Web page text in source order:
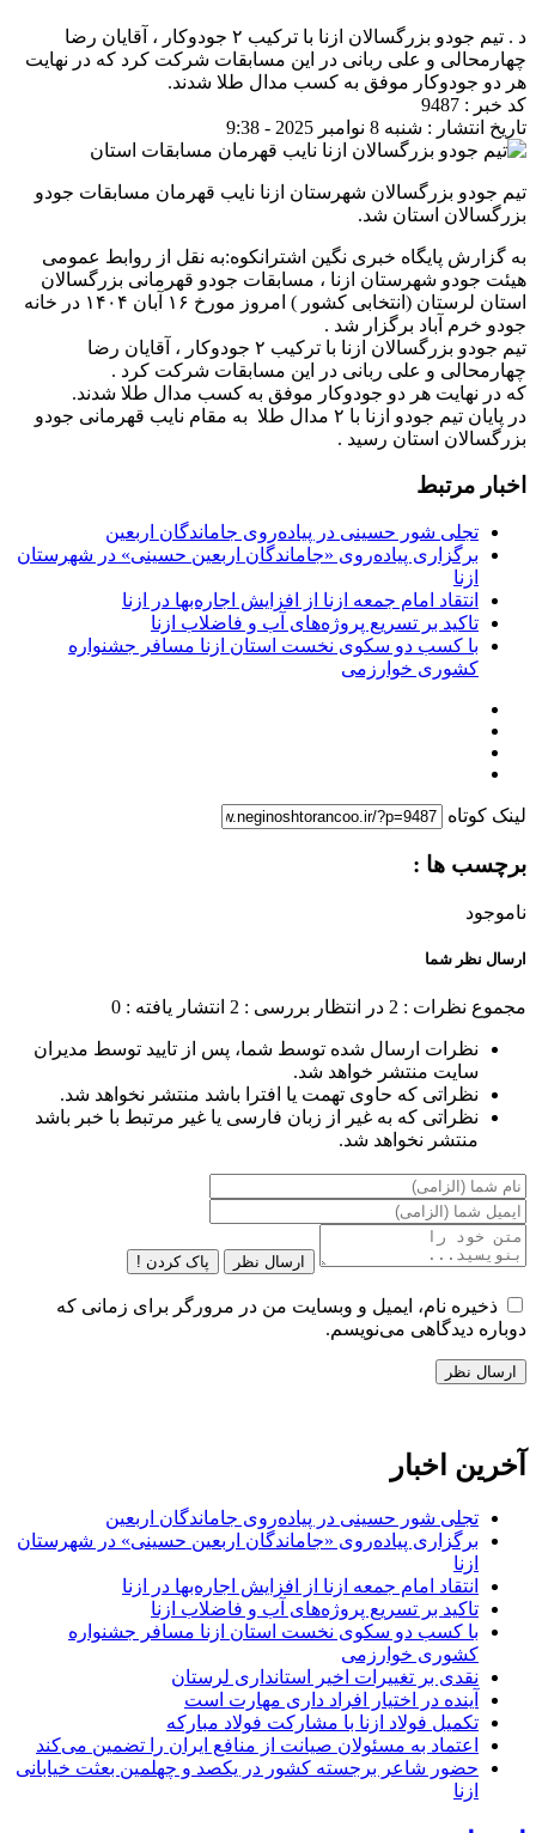
د . تیم جودو بزرگسالان ازنا با ترکیب ۲ جودوکار ، آقایان رضا
چهارمحالی و علی ربانی در این مسابقات شرکت کرد که در نهایت
هر دو جودوکار موفق به کسب مدال طلا شدند.
کد خبر : 9487
تاریخ انتشار : شنبه 8 نوامبر 2025 - 9:38
تیم جودو بزرگسالان شهرستان ازنا نایب قهرمان مسابقات جودو
بزرگسالان استان شد.
به گزارش پایگاه خبری نگین اشترانکوه:به نقل از روابط عمومی
هیئت جودو شهرستان ازنا ، مسابقات جودو قهرمانی بزرگسالان
استان لرستان (انتخابی کشور ) امروز مورخ ۱۶ آبان ۱۴۰۴ در خانه
جودو خرم آباد برگزار شد .
تیم جودو بزرگسالان ازنا با ترکیب ۲ جودوکار ، آقایان رضا
چهارمحالی و علی ربانی در این مسابقات شرکت کرد .
که در نهایت هر دو جودوکار موفق به کسب مدال طلا شدند.
در پایان تیم جودو ازنا با ۲ مدال طلا به مقام نایب قهرمانی جودو
بزرگسالان استان رسید .
اخبار مرتبط
تجلی شور حسینی در پیاده‌روی جاماندگان اربعین
برگزاری پیاده‌روی «جاماندگان اربعین حسینی» در شهرستان
ازنا
انتقاد امام جمعه ازنا از افزایش اجاره‌بها در ازنا
تاکید بر تسریع پروژه‌های آب و فاضلاب ازنا
با کسب دو سکوی نخست استان ازنا مسافر جشنواره
کشوری خوارزمی
لینک کوتاه
برچسب ها :
ناموجود
ارسال نظر شما
مجموع نظرات : 2 در انتظار بررسی : 2 انتشار یافته : 0
نظرات ارسال شده توسط شما، پس از تایید توسط مدیران
سایت منتشر خواهد شد.
نظراتی که حاوی تهمت یا افترا باشد منتشر نخواهد شد.
نظراتی که به غیر از زبان فارسی یا غیر مرتبط با خبر باشد
منتشر نخواهد شد.
ارسال نظر پاک کردن !
ذخیره نام، ایمیل و وبسایت من در مرورگر برای زمانی که
دوباره دیدگاهی می‌نویسم.
آخرین اخبار
تجلی شور حسینی در پیاده‌روی جاماندگان اربعین
برگزاری پیاده‌روی «جاماندگان اربعین حسینی» در شهرستان
ازنا
انتقاد امام جمعه ازنا از افزایش اجاره‌بها در ازنا
تاکید بر تسریع پروژه‌های آب و فاضلاب ازنا
با کسب دو سکوی نخست استان ازنا مسافر جشنواره
کشوری خوارزمی
نقدی بر تغییرات اخیر استانداری لرستان
آینده در اختیار افراد داری مهارت است
تکمیل فولاد ازنا با مشارکت فولاد مبارکه
اعتماد به مسئولان صیانت از منافع ایران را تضمین می‌کند
حضور شاعر برجسته کشور در یکصد و چهلمین بعثت خیابانی
ازنا